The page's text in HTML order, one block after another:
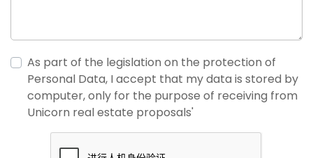
As part of the legislation on the protection of
Personal Data, I accept that my data is stored by
computer, only for the purpose of receiving from
Unicorn real estate proposals'